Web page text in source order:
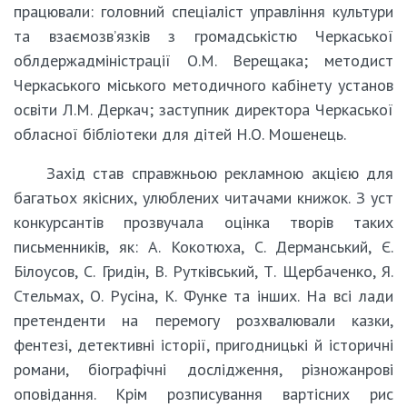
працювали: головний спеціаліст управління культури
та взаємозв’язків з громадськістю Черкаської
облдержадміністрації О.М. Верещака; методист
Черкаського міського методичного кабінету установ
освіти Л.М. Деркач; заступник директора Черкаської
обласної бібліотеки для дітей Н.О. Мошенець.
Захід став справжньою рекламною акцією для
багатьох якісних, улюблених читачами книжок. З уст
конкурсантів прозвучала оцінка творів таких
письменників, як: А. Кокотюха, С. Дерманський, Є.
Білоусов, С. Гридін, В. Рутківський, Т. Щербаченко, Я.
Стельмах, О. Русіна, К. Функе та інших. На всі лади
претенденти на перемогу розхвалювали казки,
фентезі, детективні історії, пригодницькі й історичні
романи, біографічні дослідження, різножанрові
оповідання. Крім розписування вартісних рис